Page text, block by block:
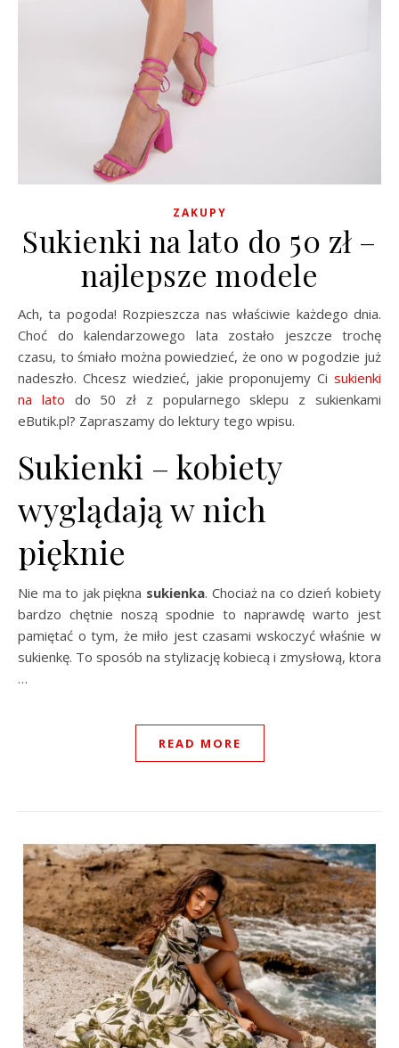
ZAKUPY
Sukienki na lato do 50 zł –
najlepsze modele
Ach, ta pogoda! Rozpieszcza nas właściwie każdego dnia.
Choć do kalendarzowego lata zostało jeszcze trochę
czasu, to śmiało można powiedzieć, że ono w pogodzie już
nadeszło. Chcesz wiedzieć, jakie proponujemy Ci sukienki
na lato do 50 zł z popularnego sklepu z sukienkami
eButik.pl? Zapraszamy do lektury tego wpisu.
Sukienki – kobiety
wyglądają w nich
pięknie
Nie ma to jak piękna sukienka. Chociaż na co dzień kobiety
bardzo chętnie noszą spodnie to naprawdę warto jest
pamiętać o tym, że miło jest czasami wskoczyć właśnie w
sukienkę. To sposób na stylizację kobiecą i zmysłową, ktora
…
READ MORE